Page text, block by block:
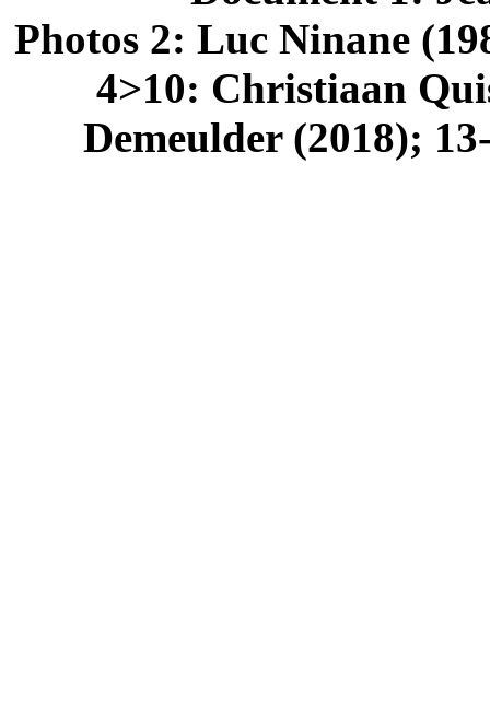
Photos 2: Luc Ninane
4>10: Christiaan
Demeulder (2018);